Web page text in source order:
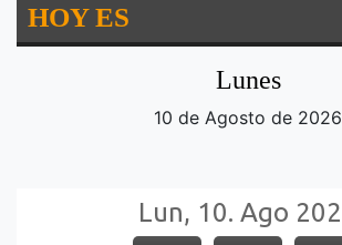
HOY ES
Lunes
10 de Agosto de 2026